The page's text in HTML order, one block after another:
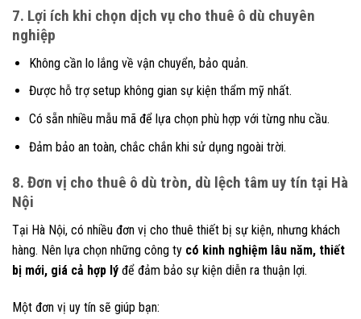
7. Lợi ích khi chọn dịch vụ cho thuê ô dù chuyên
nghiệp
Không cần lo lắng về vận chuyển, bảo quản.
Được hỗ trợ setup không gian sự kiện thẩm mỹ nhất.
Có sẵn nhiều mẫu mã để lựa chọn phù hợp với từng nhu cầu.
Đảm bảo an toàn, chắc chắn khi sử dụng ngoài trời.
8. Đơn vị cho thuê ô dù tròn, dù lệch tâm uy tín tại Hà
Nội
Tại Hà Nội, có nhiều đơn vị cho thuê thiết bị sự kiện, nhưng khách
hàng. Nên lựa chọn những công ty có kinh nghiệm lâu năm, thiết
bị mới, giá cả hợp lý để đảm bảo sự kiện diễn ra thuận lợi.
Một đơn vị uy tín sẽ giúp bạn: